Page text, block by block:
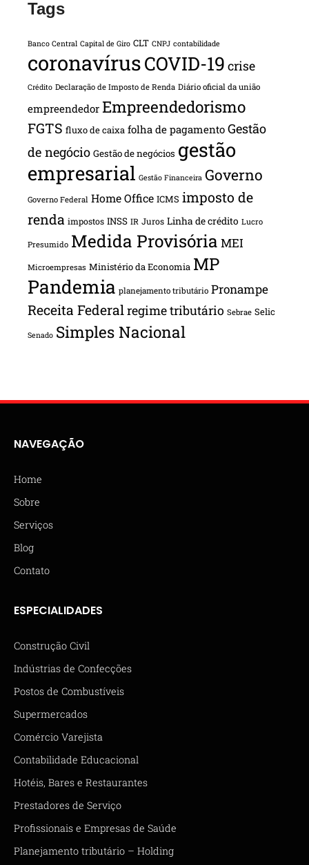
Tags
Banco Central Capital de Giro CLT CNPJ contabilidade
coronavírusCOVID-19 crise
Crédito Declaração de Imposto de Renda Diário oficial da união
empreendedor Empreendedorismo
FGTS fluxo de caixa folha de pagamento Gestão
de negócio Gestão de negócios gestão
empresarial Gestão Financeira Governo
Governo Federal Home Office ICMS imposto de
renda impostos INSS IR Juros Linha de crédito Lucro
Presumido Medida Provisória MEI
Microempresas Ministério da Economia MP
Pandemia planejamento tributário Pronampe
Receita Federalregime tributário Sebrae Selic
Senado Simples Nacional
NAVEGAÇÃO
Home
Sobre
Serviços
Blog
Contato
ESPECIALIDADES
Construção Civil
Indústrias de Confecções
Postos de Combustíveis
Supermercados
Comércio Varejista
Contabilidade Educacional
Hotéis, Bares e Restaurantes
Prestadores de Serviço
Profissionais e Empresas de Saúde
Planejamento tributário – Holding